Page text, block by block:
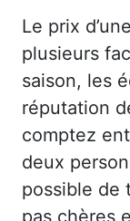
Le prix
plusieurs
saison, les
réputation
comptez
deux
possible de
pas chères